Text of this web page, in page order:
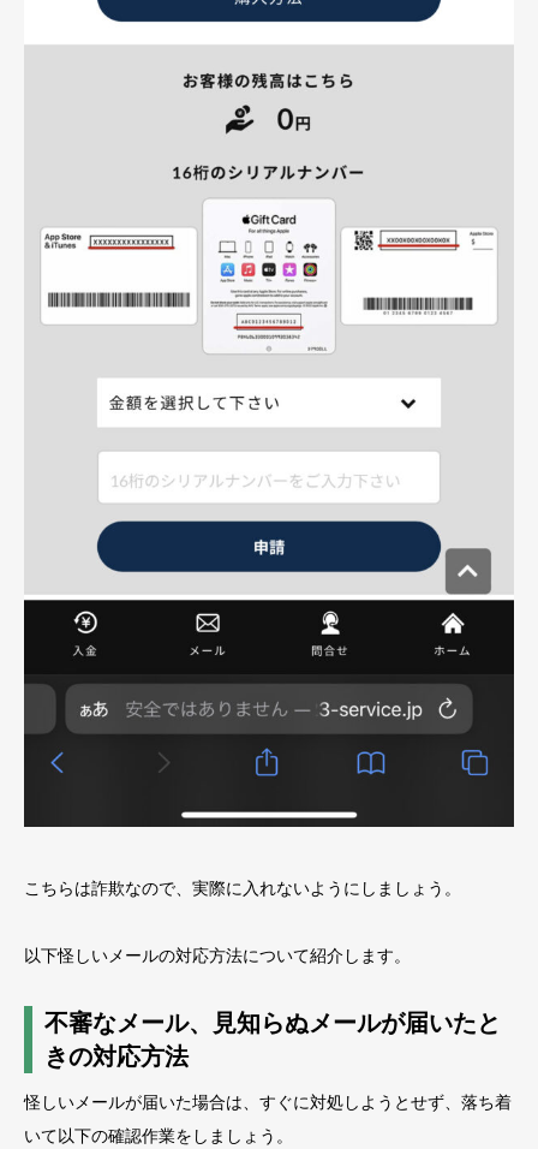
こちらは詐欺なので、実際に入れないようにしましょう。
以下怪しいメールの対応方法について紹介します。
不審なメール、見知らぬメールが届いたと
きの対応方法
怪しいメールが届いた場合は、すぐに対処しようとせず、落ち着
いて以下の確認作業をしましょう。